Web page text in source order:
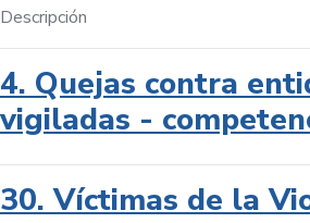
Descripción
4. Quejas contra
vigiladas -
30. Víctimas de la